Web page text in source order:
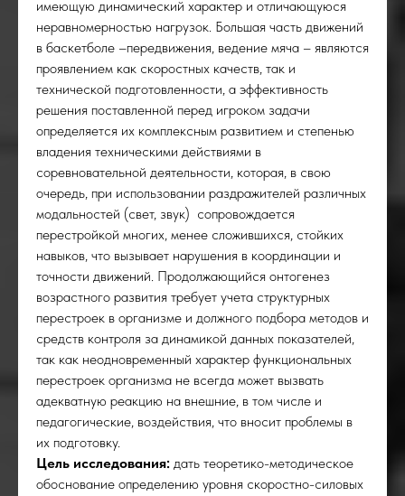
имеющую динамический характер и отличающуюся
неравномерностью нагрузок. Большая часть движений
в баскетболе –передвижения, ведение мяча – являются
проявлением как скоростных качеств, так и
технической подготовленности, а эффективность
решения поставленной перед игроком задачи
определяется их комплексным развитием и степенью
владения техническими действиями в
соревновательной деятельности, которая, в свою
очередь, при использовании раздражителей различных
модальностей (свет, звук) сопровождается
перестройкой многих, менее сложившихся, стойких
навыков, что вызывает нарушения в координации и
точности движений. Продолжающийся онтогенез
возрастного развития требует учета структурных
перестроек в организме и должного подбора методов и
средств контроля за динамикой данных показателей,
так как неодновременный характер функциональных
перестроек организма не всегда может вызвать
адекватную реакцию на внешние, в том числе и
педагогические, воздействия, что вносит проблемы в
их подготовку.
Цель исследования: дать теоретико-методическое
обоснование определению уровня скоростно-силовых